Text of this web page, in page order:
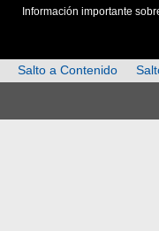
Información importante
Salto a Contenido